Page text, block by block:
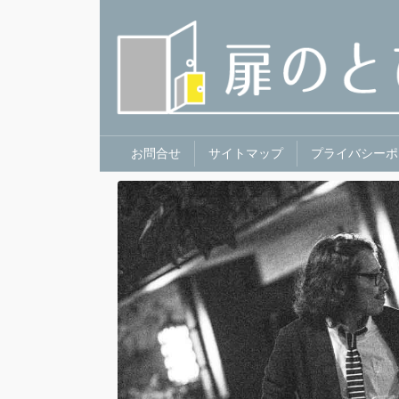
お問合せ サイトマップ プライバシー